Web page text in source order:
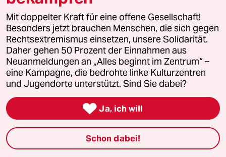
Le Monde diplomatique
taz Archiv
Mehr taz Angebote
Reisen
Kantine
Mit doppelter Kraft für eine offene Gesellschaft!
Besonders jetzt brauchen Menschen, die sich gegen
Rechtsextremismus einsetzen, unsere Solidarität.
Daher gehen 50 Prozent der Einnahmen aus
Neuanmeldungen an „Alles beginnt im Zentrum“ –
eine Kampagne, die bedrohte linke Kulturzentren
und Jugendorte unterstützt. Sind Sie dabei?
 Ja, ich will
Schon dabei!